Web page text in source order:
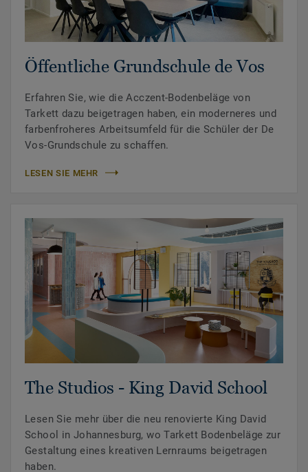
Öffentliche Grundschule de Vos
Erfahren Sie, wie die Acczent-Bodenbeläge von
Tarkett dazu beigetragen haben, ein moderneres und
farbenfroheres Arbeitsumfeld für die Schüler der De
Vos-Grundschule zu schaffen.
LESEN SIE MEHR
The Studios - King David School
Lesen Sie mehr über die neu renovierte King David
School in Johannesburg, wo Tarkett Bodenbeläge zur
Gestaltung eines kreativen Lernraums beigetragen
haben.